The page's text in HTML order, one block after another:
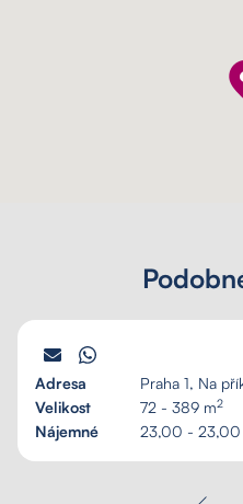
PALÁC SCHILLER
Adresa
Praha 1, Na
Velikost
72 - 389 m2
Nájemné 23,00 - 23,00